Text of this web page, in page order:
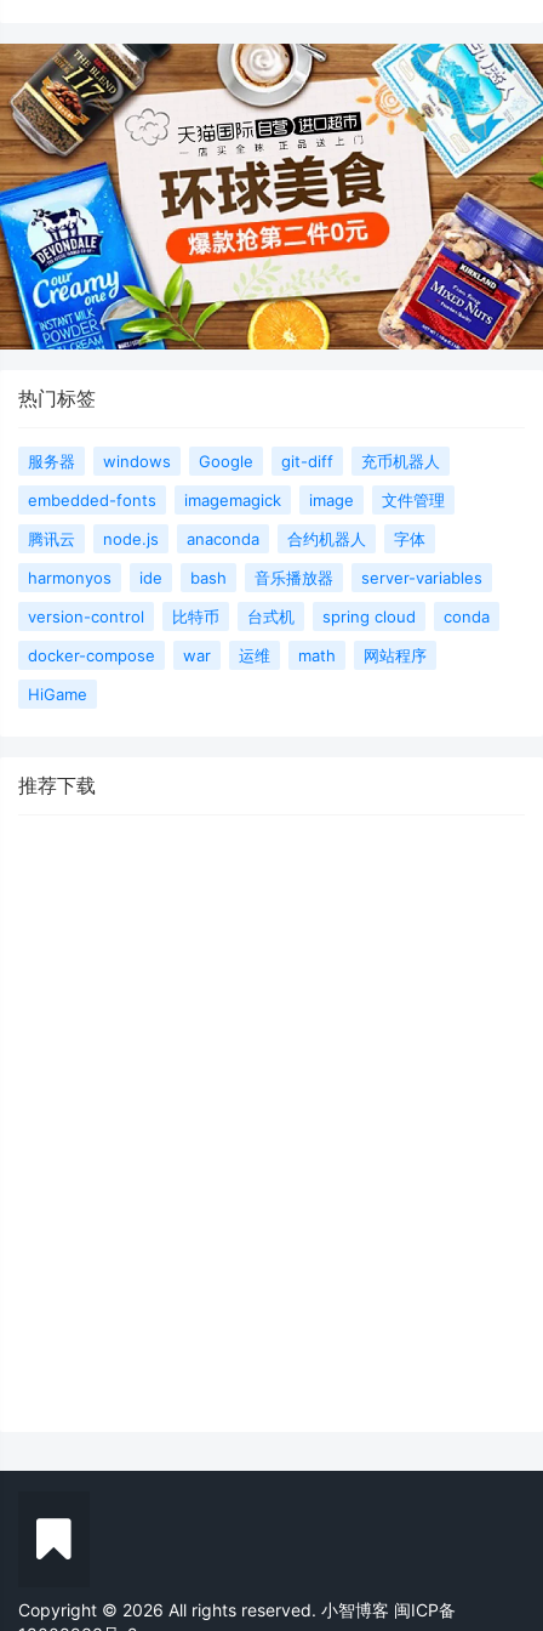
热门标签
服务器 windows Google git-diff
充币机器人
embedded-fonts
imagemagick image
文件管理
腾讯云
node.js anaconda 合约机器人
字体
harmonyos
ide bash 音乐播放器
server-variables
version-control
比特币 台式机 spring cloud
conda
docker-compose
war 运维 math
网站程序
HiGame
推荐下载
Copyright © 2026 All rights reserved. 小智博客 闽ICP备